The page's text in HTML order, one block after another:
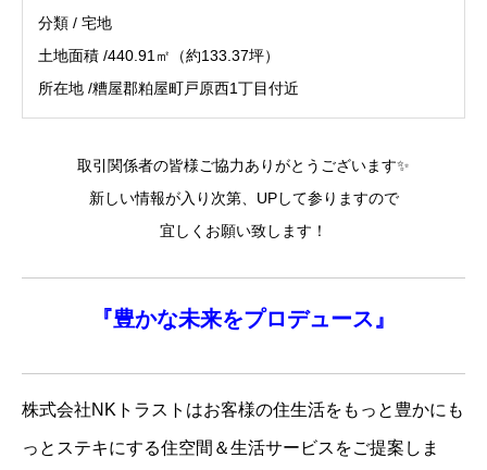
分類 / 宅地
土地面積 /440.91㎡（約133.37坪）
所在地 /糟屋郡粕屋町戸原西1丁目付近
取引関係者の皆様ご協力ありがとうございます✨
新しい情報が入り次第、UPして参りますので
宜しくお願い致します！
『豊かな未来をプロデュース』
株式会社NKトラストはお客様の住生活をもっと豊かにも
っとステキにする住空間＆生活サービスをご提案しま